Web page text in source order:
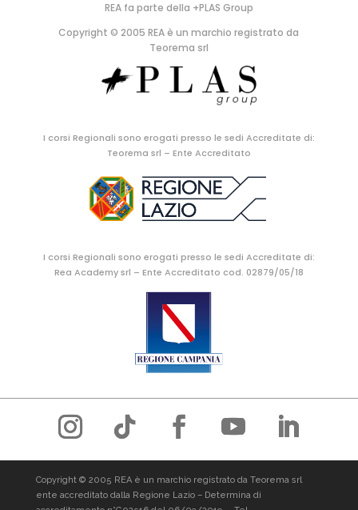
REA fa parte della +PLAS Group
Copyright © 2005 REA è un marchio registrato da
Teorema srl
I corsi Regionali sono erogati presso le sedi Accreditate di:
Teorema srl – Ente Accreditato
I corsi Regionali sono erogati presso le sedi Accreditate di:
Rea Academy srl – Ente Accreditato cod. 02879/05/18
Copyright © 2005 REA è un marchio registrato da Teorema srl
ente accreditato dalla Regione Lazio – Determina di